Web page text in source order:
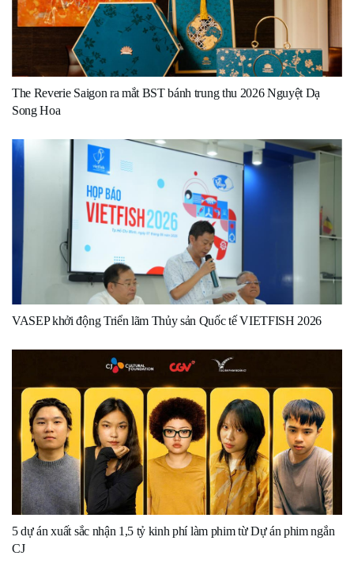
The Reverie Saigon ra mắt BST bánh trung thu 2026 Nguyệt Dạ
Song Hoa
VASEP khởi động Triển lãm Thủy sản Quốc tế VIETFISH 2026
5 dự án xuất sắc nhận 1,5 tỷ kinh phí làm phim từ Dự án phim ngắn
CJ